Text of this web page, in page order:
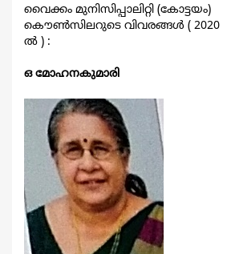
വൈക്കം മുനിസിപ്പാലിറ്റി (കോട്ടയം)
കൌൺസിലറുടെ വിവരങ്ങള്‍ ( 2020
ല്‍ ) :
ഒ മോഹനകുമാരി